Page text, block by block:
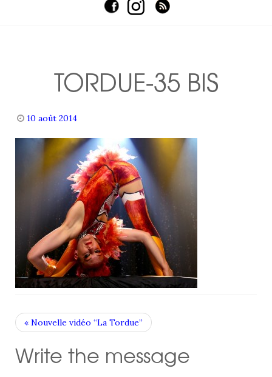
TORDUE-35 BIS
10 août 2014
« Nouvelle vidéo “La Tordue”
Write the message